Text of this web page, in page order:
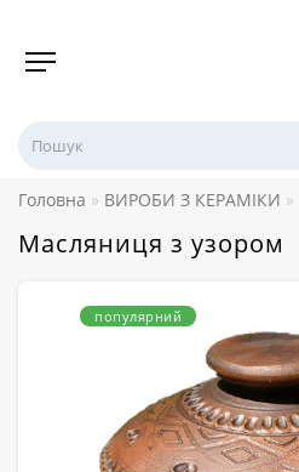
Головна ВИРОБИ З КЕРАМІКИ
Масляниця з узором
популярний